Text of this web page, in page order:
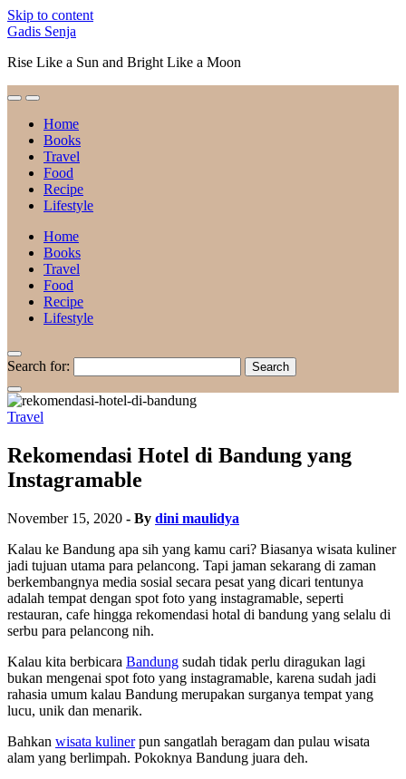
Skip to content
Gadis Senja
Rise Like a Sun and Bright Like a Moon
Home
Books
Travel
Food
Recipe
Lifestyle
Home
Books
Travel
Food
Recipe
Lifestyle
Search for:
Travel
Rekomendasi Hotel di Bandung yang
Instagramable
November 15, 2020 - By dini maulidya
Kalau ke Bandung apa sih yang kamu cari? Biasanya wisata kuliner
jadi tujuan utama para pelancong. Tapi jaman sekarang di zaman
berkembangnya media sosial secara pesat yang dicari tentunya
adalah tempat dengan spot foto yang instagramable, seperti
restauran, cafe hingga rekomendasi hotal di bandung yang selalu di
serbu para pelancong nih.
Kalau kita berbicara Bandung sudah tidak perlu diragukan lagi
bukan mengenai spot foto yang instagramable, karena sudah jadi
rahasia umum kalau Bandung merupakan surganya tempat yang
lucu, unik dan menarik.
Bahkan wisata kulinerpun sangatlah beragam dan pulau wisata
alam yang berlimpah. Pokoknya Bandung juara deh.